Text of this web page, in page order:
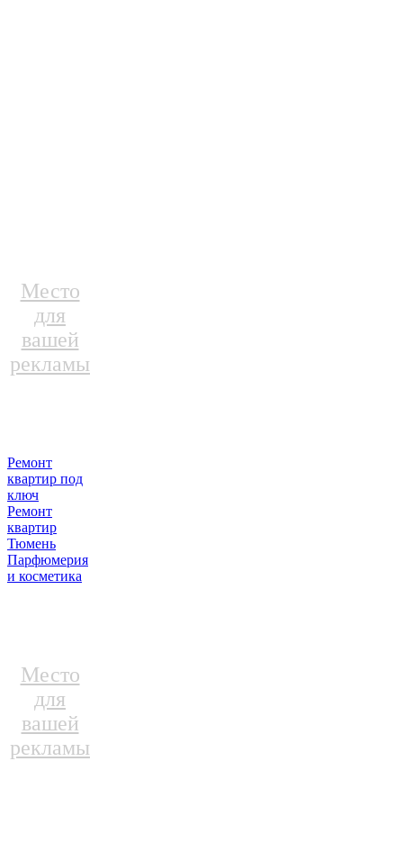
Место
для
вашей
рекламы
Ремонт
квартир под
ключ
Ремонт
квартир
Тюмень
Парфюмерия
и косметика
Место
для
вашей
рекламы